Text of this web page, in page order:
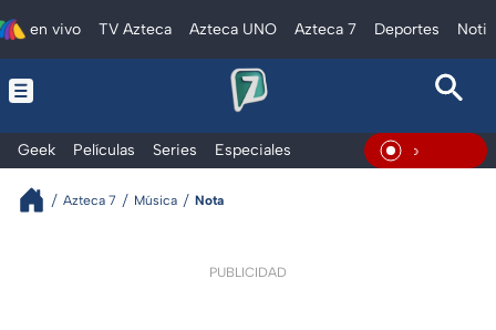
en vivo TV Azteca Azteca UNO Azteca 7 Deportes
Geek Películas Series Especiales En Vivo
Azteca 7 Música Nota
PUBLICIDAD